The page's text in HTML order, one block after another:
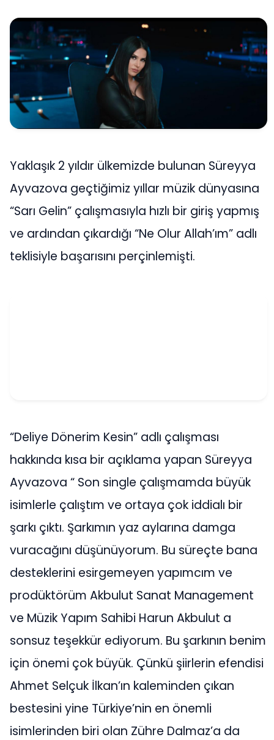
Yaklaşık 2 yıldır ülkemizde bulunan Süreyya
Ayvazova geçtiğimiz yıllar müzik dünyasına
“Sarı Gelin” çalışmasıyla hızlı bir giriş yapmış
ve ardından çıkardığı “Ne Olur Allah’ım” adlı
teklisiyle başarısını perçinlemişti.
“Deliye Dönerim Kesin” adlı çalışması
hakkında kısa bir açıklama yapan Süreyya
Ayvazova “ Son single çalışmamda büyük
isimlerle çalıştım ve ortaya çok iddialı bir
şarkı çıktı. Şarkımın yaz aylarına damga
vuracağını düşünüyorum. Bu süreçte bana
desteklerini esirgemeyen yapımcım ve
prodüktörüm Akbulut Sanat Management
ve Müzik Yapım Sahibi Harun Akbulut a
sonsuz teşekkür ediyorum. Bu şarkının benim
için önemi çok büyük. Çünkü şiirlerin efendisi
Ahmet Selçuk İlkan’ın kaleminden çıkan
bestesini yine Türkiye’nin en önemli
isimlerinden biri olan Zühre Dalmaz’a da